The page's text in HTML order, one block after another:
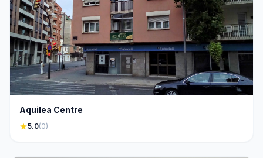
Aquilea Centre
star5.0(0)